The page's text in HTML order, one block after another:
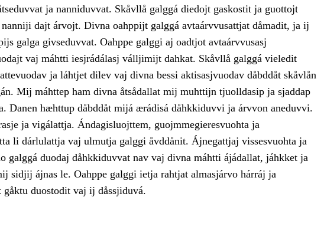
ja nanniduvvat. Skåvllå galggá diedojt gaskostit ja guottojt
dajt árvojt. Divna oahppijt galggá avtaárvvusattjat dåmadit, ja ij
galga givseduvvat. Oahppe galggi aj oadtjot avtaárvvusasj
vaj máhtti iesjrádálasj válljimijt dahkat. Skåvllå galggá vieledit
ja láhtjet dilev vaj divna bessi aktisasjvuodav dåbddåt skåvlån
Mij máhttep ham divna åtsådallat mij muhttijn tjuolldasip ja sjaddap
Danen hæhttup dåbddåt mijá ærádisá dåhkkiduvvi ja árvvon aneduvvi.
ja vigálattja. Ándagisluojttem, guojmmegieresvuohta ja
li dárlulattja vaj ulmutja galggi åvddånit. Ájnegattjaj vissesvuohta ja
galggá duodaj dåhkkiduvvat nav vaj divna máhtti ájádallat, jáhkket ja
sidjij ájnas le. Oahppe galggi ietja rahtjat almasjárvo hárráj ja
gåktu duostodit vaj ij dåssjiduvá.